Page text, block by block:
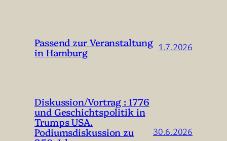
Passend zur Veranstaltung
in Hamburg 1.7.2026
Diskussion/Vortrag : 1776
und Geschichtspolitik in
Trumps USA.
Podiumsdiskussion zu 30.6.2026